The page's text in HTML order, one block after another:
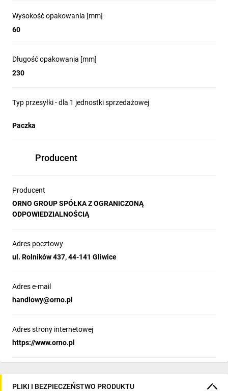
Wysokość opakowania [mm]
60
Długość opakowania [mm]
230
Typ przesyłki - dla 1 jednostki sprzedażowej
Paczka
Producent
Producent
ORNO GROUP SPÓŁKA Z OGRANICZONĄ
ODPOWIEDZIALNOŚCIĄ
Adres pocztowy
ul. Rolników 437, 44-141 Gliwice
Adres e-mail
handlowy@orno.pl
Adres strony internetowej
https://www.orno.pl
PLIKI I BEZPIECZEŃSTWO PRODUKTU